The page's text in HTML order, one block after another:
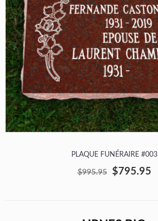
PLAQUE FUNÉRAIRE #003
$995.95 $795.95